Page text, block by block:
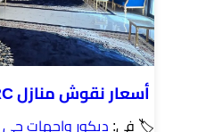
أسعار نقوش منازل GRC الرياض
🏷 في: ديكور واجهات